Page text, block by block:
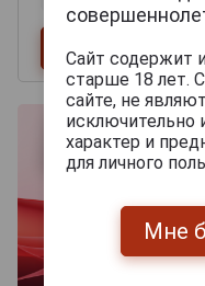
Сайт содержит
старше 18 лет.
сайте, не
характер и
для личного
Мне